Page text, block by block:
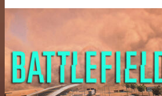
SPEZIALISTEN
SPIELMODI
BATTLEFIELD
HAZARD ZONE